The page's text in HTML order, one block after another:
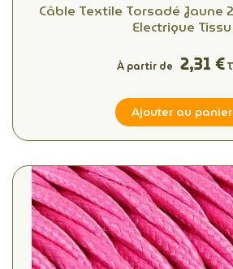
Câble Textile Torsadé Jaune
Electrique Tissu
À partir de 2,31 €
Ajouter au panier